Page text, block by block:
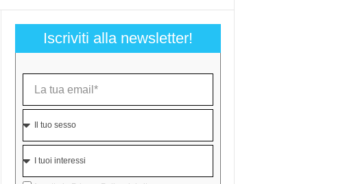
Iscriviti alla newsletter!